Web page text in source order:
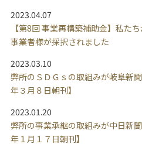
2023.04.07
【第8回 事業再構築補助金】私た
事業者様が採択されました
2023.03.10
弊所のＳＤＧｓの取組みが岐阜新
年３月８日朝刊】
2023.01.20
弊所の事業承継の取組みが中日新
年１月１７日朝刊】